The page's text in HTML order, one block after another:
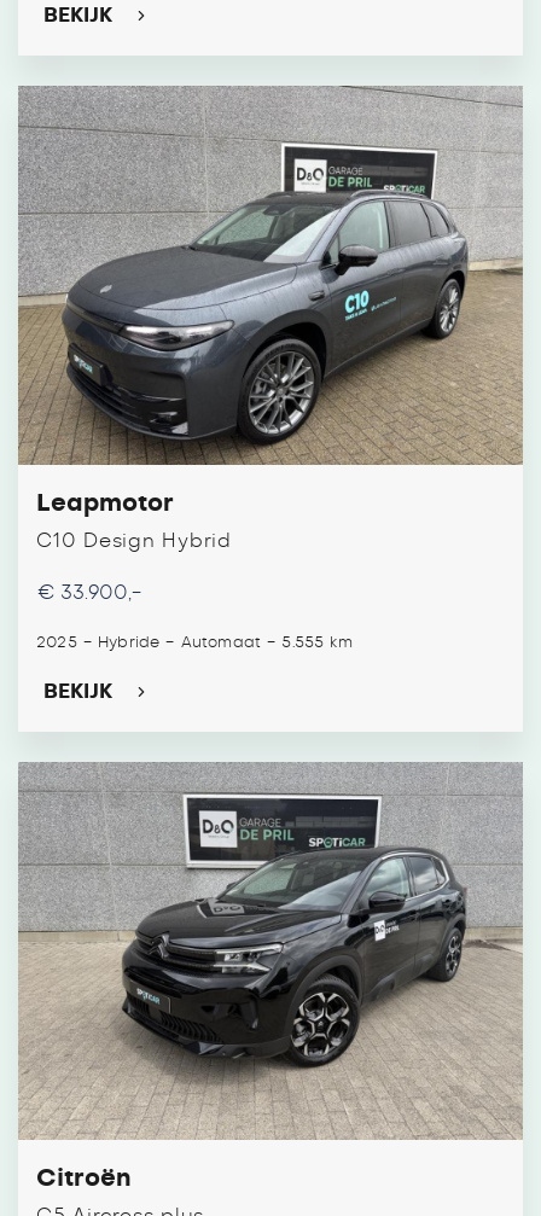
BEKIJK
Leapmotor
C10 Design Hybrid
€ 33.900,-
2025 - Hybride - Automaat - 5.555 km
BEKIJK
Citroën